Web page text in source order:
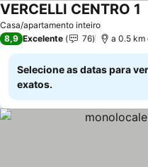
Casa/apartamento inteiro
VERCELLI CENTRO 1
8,9 Excelente 76 a 0.5 km
Selecione as datas para
exatos.